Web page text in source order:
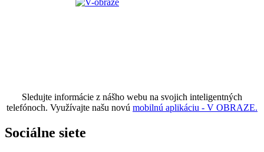
Sledujte informácie z nášho webu na svojich inteligentných
telefónoch. Využívajte našu novú mobilnú aplikáciu - V OBRAZE.
Sociálne siete